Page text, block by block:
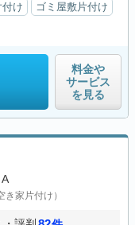
付け
ゴミ屋敷片付け
料金や
サービス
を見る
き家片付け）